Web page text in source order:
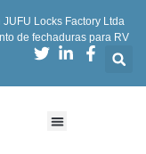
JUFU Locks Factory Ltda
de fechaduras para RV